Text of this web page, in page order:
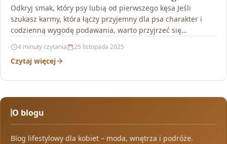
Odkryj smak, który psy lubią od pierwszego kęsa Jeśli
szukasz karmy, która łączy przyjemny dla psa charakter i
codzienną wygodę podawania, warto przyjrzeć się…
4 minuty czytania 25 listopada 2025
Czytaj więcej
O blogu
Blog lifestylowy dla kobiet – moda, wnętrza i podróże.